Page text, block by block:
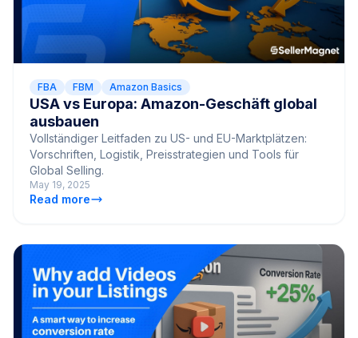
FBA FBM Amazon Basics
USA vs Europa: Amazon-Geschäft global
ausbauen
Vollständiger Leitfaden zu US- und EU-Marktplätzen:
Vorschriften, Logistik, Preisstrategien und Tools für
Global Selling.
May 19, 2025
Read more